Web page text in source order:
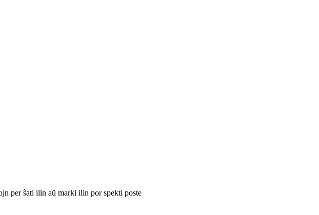
per ŝati ilin aŭ marki ilin por spekti poste